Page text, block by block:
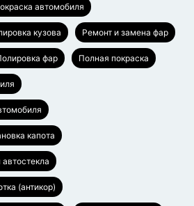
автомобиля
кузова Ремонт и замена фар
фар Полная покраска
капота
(антикор)